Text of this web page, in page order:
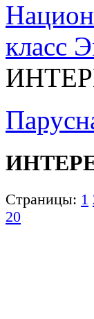
Страницы: 1
20